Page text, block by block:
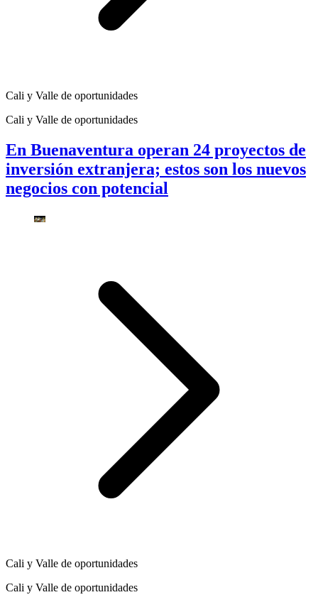
Cali y Valle de oportunidades
Cali y Valle de oportunidades
En Buenaventura operan 24 proyectos de
inversión extranjera; estos son los nuevos
negocios con potencial
Cali y Valle de oportunidades
Cali y Valle de oportunidades